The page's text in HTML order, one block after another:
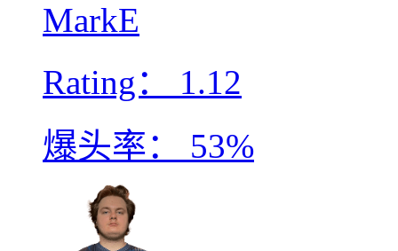
MarkE
Rating：
1.12
爆头率：
53%